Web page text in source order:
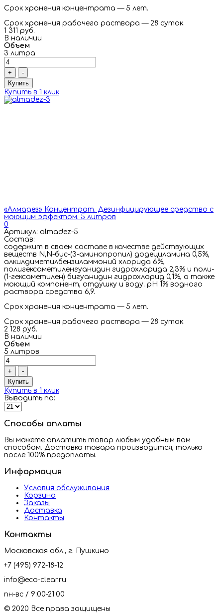
Срок хранения концентрата — 5 лет.
Срок хранения рабочего раствора — 28 суток.
1 311 руб.
В наличии
Объем
3 литра
+
-
Купить
Купить в 1 клик
«Алмадез» Концентрат. Дезинфицирующее средство с
моющим эффектом. 5 литров
0
Артикул: almadez-5
Состав:
cодержит в своем составе в качестве действующих
веществ N,N-бис-(3-аминопропил) додециламина 0,5%,
алкилдиметилбензиламмоний хлорида 6%,
полигексаметиленгуанидин гидрохлорида 2,3% и поли-
(1-гексаметилен) бигуанидин гидрохлорид 0,1%, а также
моющий компонент, отдушку и воду. рН 1% водного
раствора средства 6,9.
Срок хранения концентрата — 5 лет.
Срок хранения рабочего раствора — 28 суток.
2 128 руб.
В наличии
Объем
5 литров
+
-
Купить
Купить в 1 клик
Выводить по:
Способы оплаты
Вы можете оплатить товар любым удобным вам
способом. Доставка товара производится, только
после 100% предоплаты.
Информация
Условия обслуживания
Корзина
Заказы
Доставка
Контакты
Контакты
Московская обл., г. Пушкино
+7 (495) 972-18-12
info@eco-clear.ru
пн-вс / 9:00-21:00
© 2020 Все права защищены